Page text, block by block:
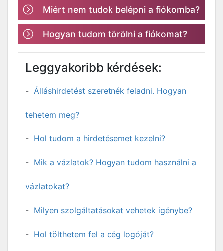
Miért nem tudok belépni a fiókomba?
Hogyan tudom törölni a fiókomat?
Leggyakoribb kérdések:
Álláshirdetést szeretnék feladni. Hogyan
tehetem meg?
Hol tudom a hirdetésemet kezelni?
Mik a vázlatok? Hogyan tudom használni a
vázlatokat?
Milyen szolgáltatásokat vehetek igénybe?
Hol tölthetem fel a cég logóját?